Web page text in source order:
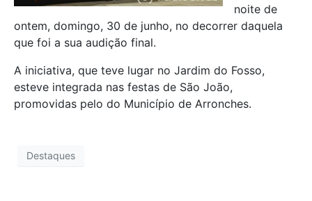
noite de
ontem, domingo, 30 de junho, no decorrer daquela
que foi a sua audição final.
A iniciativa, que teve lugar no Jardim do Fosso,
esteve integrada nas festas de São João,
promovidas pelo do Município de Arronches.
Destaques